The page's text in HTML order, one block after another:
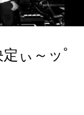
ぃ～ッﾟ